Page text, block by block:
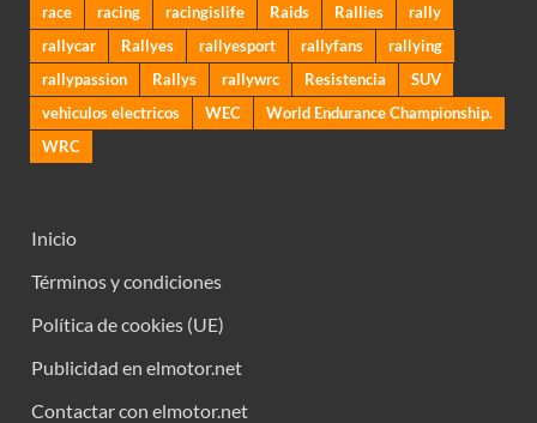
race
racing racingislife Raids Rallies
rally
rallycar
Rallyes rallyesport rallyfans
rallying
rallypassion
Rallys rallywrc Resistencia
SUV
vehiculos electricos
WEC
World Endurance Championship.
WRC
Inicio
Términos y condiciones
Política de cookies (UE)
Publicidad en elmotor.net
Contactar con elmotor.net